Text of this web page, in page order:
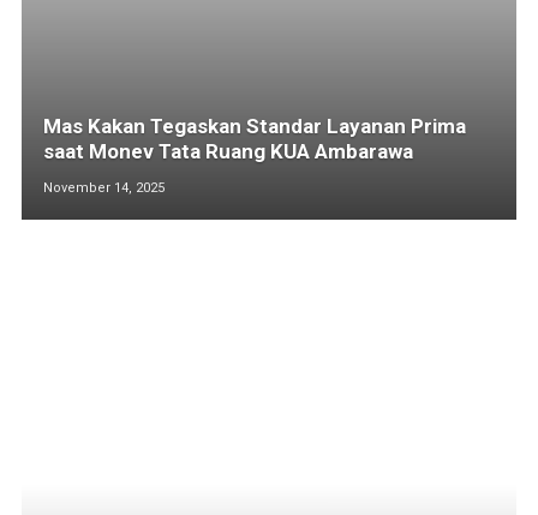
Mas Kakan Tegaskan Standar Layanan Prima
saat Monev Tata Ruang KUA Ambarawa
November 14, 2025